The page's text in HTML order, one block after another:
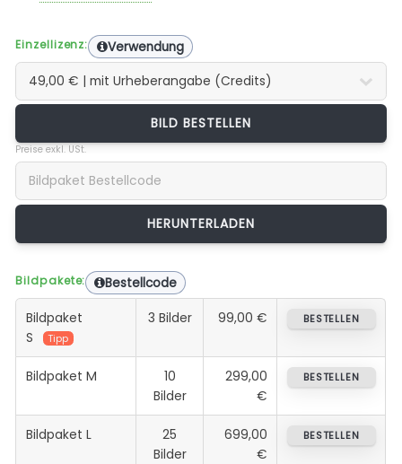
Einzellizenz: Verwendung
BILD BESTELLEN
Preise exkl. USt.
Bildpakete: Bestellcode
Bildpaket
S
Tipp
3 Bilder 99,00 € BESTELLEN
Bildpaket M
10
Bilder
299,00
€
BESTELLEN
Bildpaket L
25
Bilder
699,00
€
BESTELLEN